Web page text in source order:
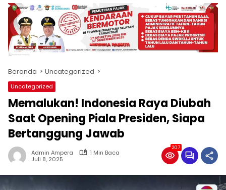
produk
antara
lain
mampu
menjadi
komunikasi
usaha
(beriklan),
fokus
pada
pemberitaan
nasional
maupun
international,
lokal
Beranda Uncategorized
Uncategorized
Memalukan! Indonesia Raya Diubah
Saat Opening Piala Presiden, Siapa
Bertanggung Jawab
Admin Ampera
1 Min Baca
Juli 8, 2025
207